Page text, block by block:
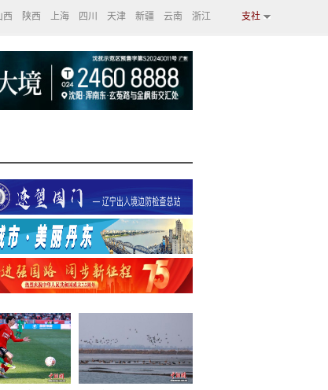
西 陕西 上海 四川 天津 新疆 云南 浙江 支社